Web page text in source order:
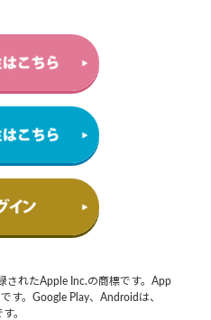
されたApple Inc.の商標です。App
す。Google Play、Androidは、
。